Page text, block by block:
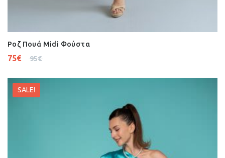
Ροζ Πουά Midi Φούστα
95€
75€
SALE!